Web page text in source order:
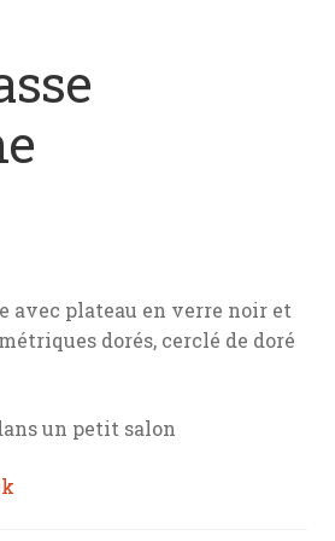
avec plateau en verre noir et
dorés, cerclé de doré
un petit salon